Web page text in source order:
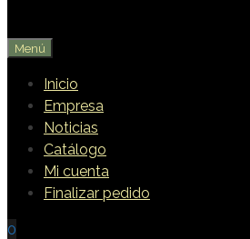
Menú
Inicio
Empresa
Noticias
Catálogo
Mi cuenta
Finalizar pedido
0